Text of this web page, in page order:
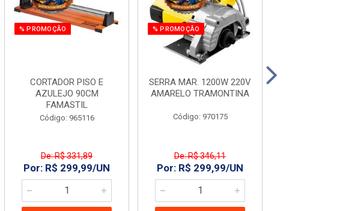
% PROMOÇÃO
CORTADOR PISO E
AZULEJO 90CM
FAMASTIL
Código: 965116
De: R$ 331,89
Por: R$ 299,99/UN
% PROMOÇÃO
SERRA MAR. 1200W 220V
AMARELO TRAMONTINA
Código: 970175
De: R$ 346,11
Por: R$ 299,99/UN